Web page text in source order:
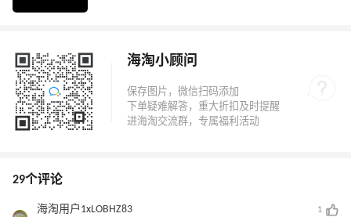
海淘小顾问
29个评论
海淘用户1xLOBHZ83
1